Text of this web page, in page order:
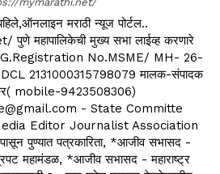
मराठी न्यूज पोर्टल..
महापालिकेची मुख्य सभा लाईव्ह करणारे
C.G.Registration No.MSME/ MH- 26-
2131000315798079 मालक-संपादक
mobile-9423508306)
- State Committe
Editor Journalist Association
पुण्यात पत्रकारिता, *आजीव सभासद -
महामंडळ, *आजीव सभासद - महाराष्ट्र